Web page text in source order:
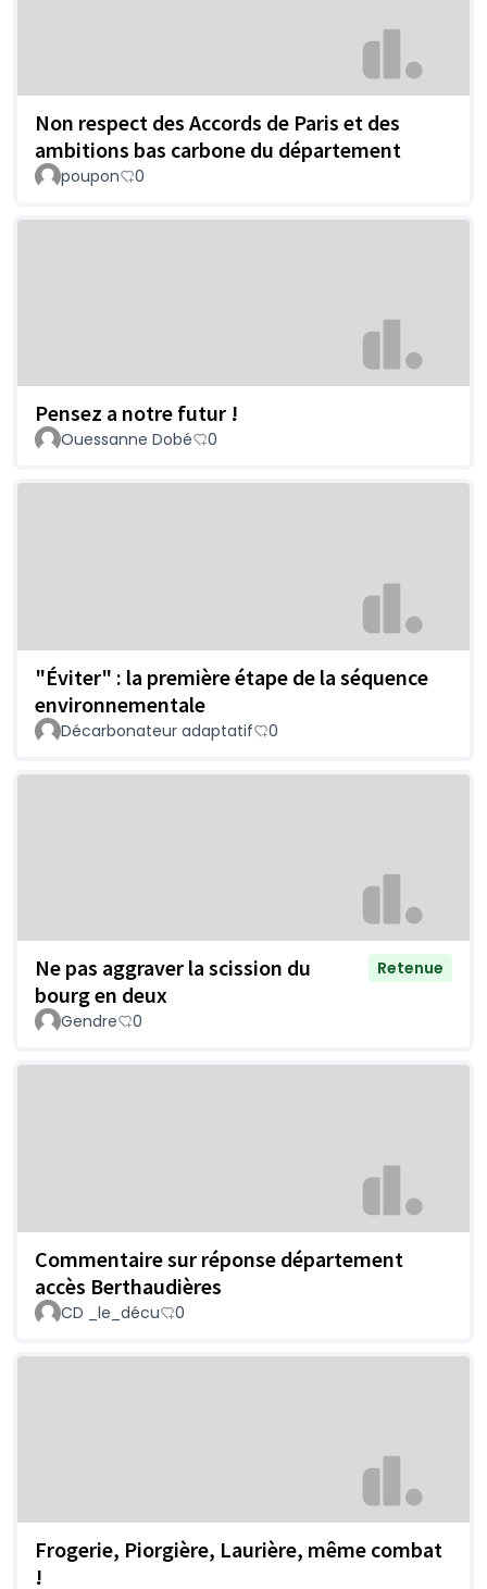
Non respect des Accords de Paris et des
ambitions bas carbone du département
poupon 0
Pensez a notre futur !
Ouessanne Dobé 0
"Éviter" : la première étape de la séquence
environnementale
Décarbonateur adaptatif 0
Ne pas aggraver la scission du
bourg en deux
Retenue
Gendre 0
Commentaire sur réponse département
accès Berthaudières
CD _le_décu 0
Frogerie, Piorgière, Laurière, même combat
!